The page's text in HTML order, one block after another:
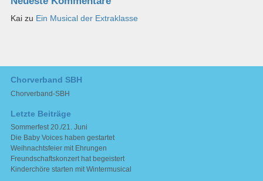
Kaizu Ein Musical der Extraklasse
Chorverband SBH
Chorverband-SBH
Letzte Beiträge
Sommerfest 20./21. Juni
Die Baby Voices haben gestartet
Weihnachtsfeier mit Ehrungen
Freundschaftskonzert hat begeistert
Kinderchöre starten mit Wintermusical